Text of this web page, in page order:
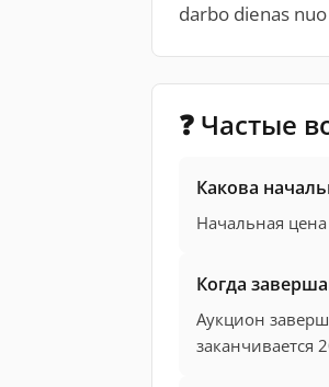
darbo dienas
❓ Частые
Какова
Начальная цена
Когда
Аукцион
заканчивается